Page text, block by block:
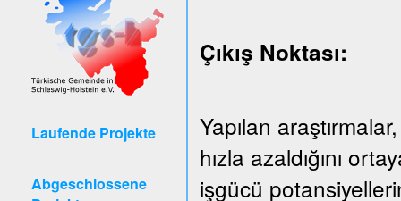
Laufende Projekte
Abgeschlossene
Çıkış Noktası:
Yapılan
hızla azaldığını
işgücü